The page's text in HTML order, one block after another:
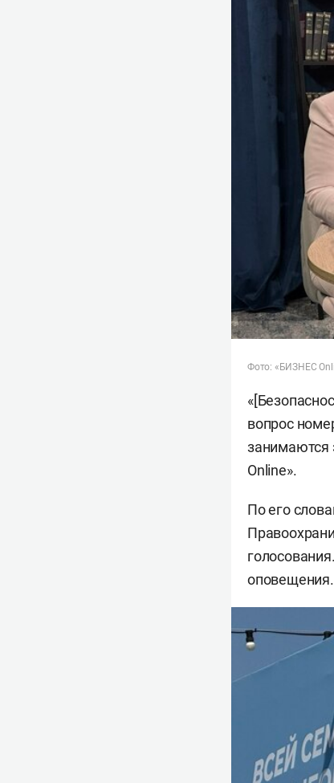
Фото: «БИЗНЕС
вопрос
занимаются
Online».
По его
оповещения.